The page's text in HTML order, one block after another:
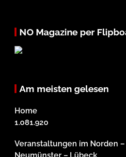
NO Magazine per
Am meisten gelesen
Home
1.081.920
Veranstaltungen im Norden